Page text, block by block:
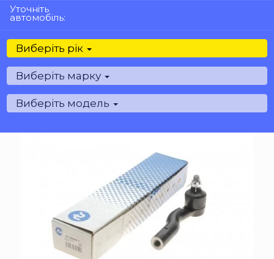
Уточніть
автомобіль:
Виберіть рік
Виберіть марку
Виберіть модель